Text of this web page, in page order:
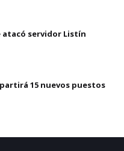
servidor Listín
15 nuevos puestos